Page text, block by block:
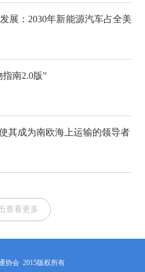
展：2030年新能源汽车占全美
南2.0版”
其成为南欧海上运输的领导者
查看更多
协会 2015版权所有